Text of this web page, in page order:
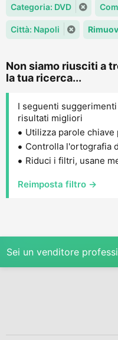
Categoria: DVD
Città: Napoli
Non siamo riusciti a
la tua ricerca...
I seguenti
risultati migliori
Utilizza parole
Controlla l'ortografia
Riduci i filtri, usane
Reimposta filtro →
Sei un venditore